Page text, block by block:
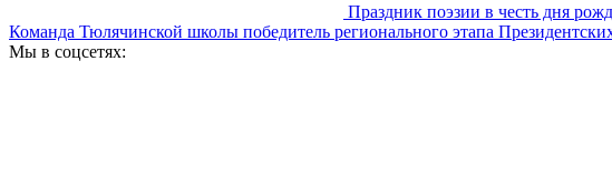
Праздник поэзии в честь дня
Команда Тюлячинской школы победитель регионального этапа
Мы в соцсетях: